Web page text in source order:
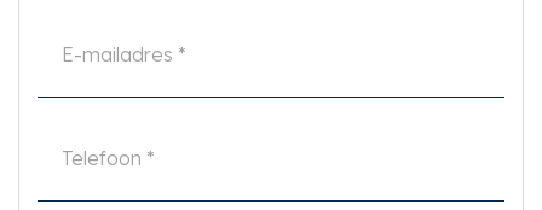
de woning, adviseren wij u deze tijdig kenbaar te maken aan uw aankopend
deskundige vertegenwoordiger inschakelt, acht u zich volgens de wet